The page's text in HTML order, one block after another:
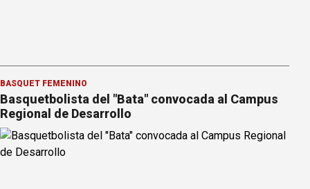
BÁSQUET FEMENINO
Basquetbolista del "Bata" convocada al Campus
Regional de Desarrollo